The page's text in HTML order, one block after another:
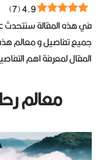
4.9
(
7
)
في هذه المقالة سنتحدث
جميع تفاصيل و معالم هذه
المقال لمعرفة اهم
معالم